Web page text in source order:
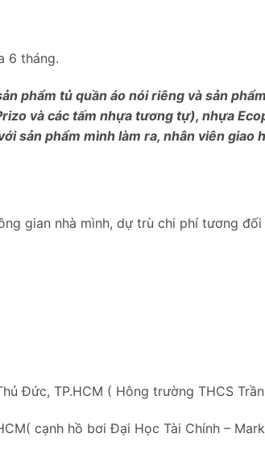
6 tháng.
phẩm tủ quần áo nói riêng và sản
và các tấm nhựa tương tự), nhựa
sản phẩm mình làm ra, nhân viên giao
gian nhà mình, dự trù chi phí tương
Đức, TP.HCM ( Hông trường THCS
cạnh hồ bơi Đại Học Tài Chính –